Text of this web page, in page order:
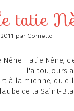
tatie
par Cornello
Tatie Nène,
l'a toujours
à la mienne,
de la Saint-